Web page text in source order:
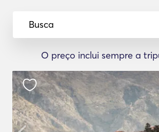
Busca
O preço inclui sempre a